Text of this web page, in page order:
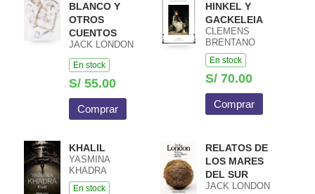
BLANCO Y
OTROS
CUENTOS
JACK LONDON
En stock
S/ 55.00
Comprar
HINKEL Y
GACKELEIA
CLEMENS
BRENTANO
En stock
S/ 70.00
Comprar
KHALIL
YASMINA
KHADRA
En stock
RELATOS DE
LOS MARES
DEL SUR
JACK LONDON